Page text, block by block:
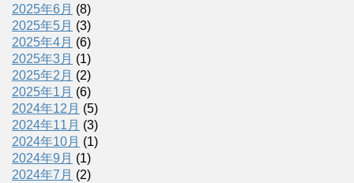
2025年6月 (8)
2025年5月 (3)
2025年4月 (6)
2025年3月 (1)
2025年2月 (2)
2025年1月 (6)
2024年12月 (5)
2024年11月 (3)
2024年10月 (1)
2024年9月 (1)
2024年7月 (2)